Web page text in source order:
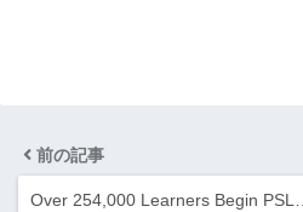
前の記事
Over 254,000 Learners Begin PSL…